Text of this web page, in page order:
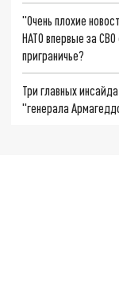
"Очень плохие
НАТО впервые за
приграничье?
Три главных
"генерала